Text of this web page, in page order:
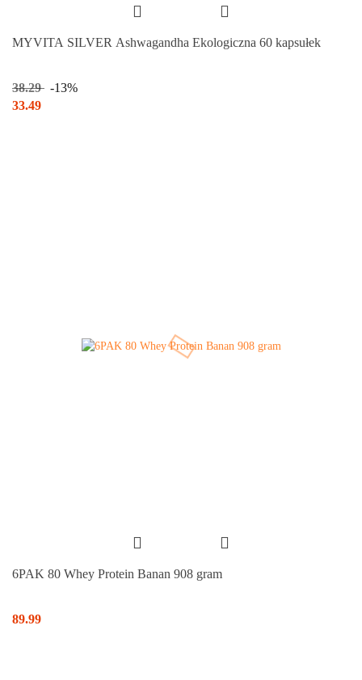
MYVITA SILVER Ashwagandha Ekologiczna 60 kapsułek
38.29
-13%
33.49
6PAK 80 Whey Protein Banan 908 gram
89.99